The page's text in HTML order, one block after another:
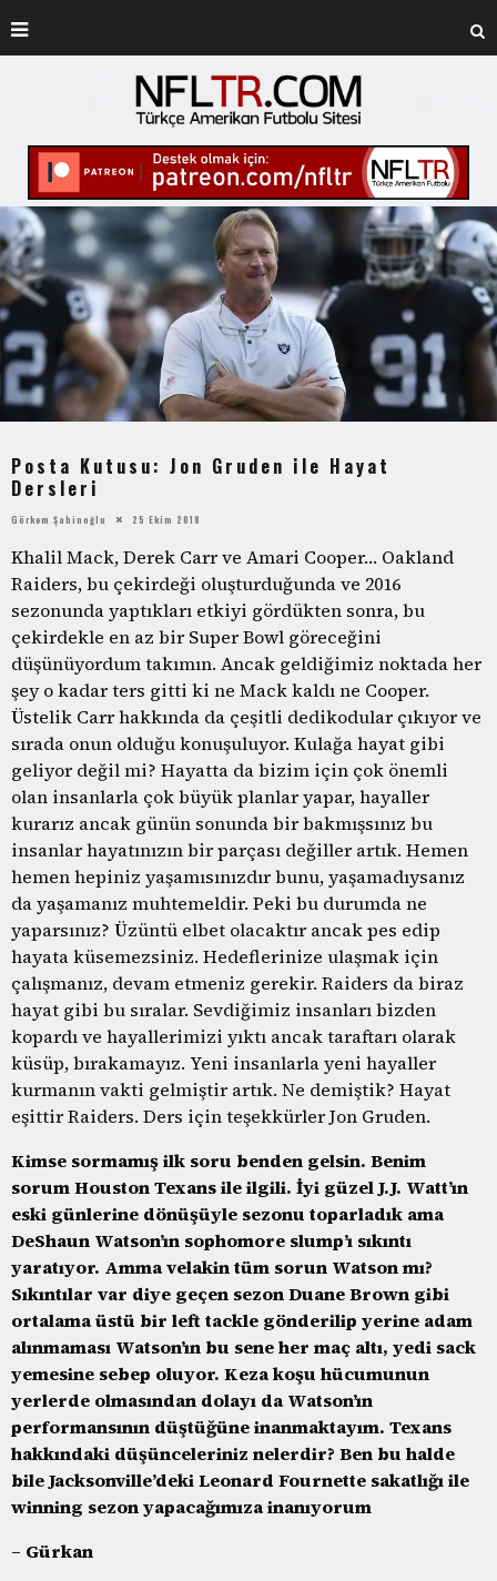
Posta Kutusu: Jon Gruden ile Hayat
Dersleri
Görkem Şahinoğlu 25 Ekim 2018
Khalil Mack, Derek Carr ve Amari Cooper… Oakland
Raiders, bu çekirdeği oluşturduğunda ve 2016
sezonunda yaptıkları etkiyi gördükten sonra, bu
çekirdekle en az bir Super Bowl göreceğini
düşünüyordum takımın. Ancak geldiğimiz noktada her
şey o kadar ters gitti ki ne Mack kaldı ne Cooper.
Üstelik Carr hakkında da çeşitli dedikodular çıkıyor ve
sırada onun olduğu konuşuluyor. Kulağa hayat gibi
geliyor değil mi? Hayatta da bizim için çok önemli
olan insanlarla çok büyük planlar yapar, hayaller
kurarız ancak günün sonunda bir bakmışsınız bu
insanlar hayatınızın bir parçası değiller artık. Hemen
hemen hepiniz yaşamısınızdır bunu, yaşamadıysanız
da yaşamanız muhtemeldir. Peki bu durumda ne
yaparsınız? Üzüntü elbet olacaktır ancak pes edip
hayata küsemezsiniz. Hedeflerinize ulaşmak için
çalışmanız, devam etmeniz gerekir. Raiders da biraz
hayat gibi bu sıralar. Sevdiğimiz insanları bizden
kopardı ve hayallerimizi yıktı ancak taraftarı olarak
küsüp, bırakamayız. Yeni insanlarla yeni hayaller
kurmanın vakti gelmiştir artık. Ne demiştik? Hayat
eşittir Raiders. Ders için teşekkürler Jon Gruden.
Kimse sormamış ilk soru benden gelsin. Benim
sorum Houston Texans ile ilgili. İyi güzel J.J. Watt’ın
eski günlerine dönüşüyle sezonu toparladık ama
DeShaun Watson’ın sophomore slump’ı sıkıntı
yaratıyor. Amma velakin tüm sorun Watson mı?
Sıkıntılar var diye geçen sezon Duane Brown gibi
ortalama üstü bir left tackle gönderilip yerine adam
alınmaması Watson’ın bu sene her maç altı, yedi sack
yemesine sebep oluyor. Keza koşu hücumunun
yerlerde olmasından dolayı da Watson’ın
performansının düştüğüne inanmaktayım. Texans
hakkındaki düşünceleriniz nelerdir? Ben bu halde
bile Jacksonville’deki Leonard Fournette sakatlığı ile
winning sezon yapacağımıza inanıyorum
– Gürkan